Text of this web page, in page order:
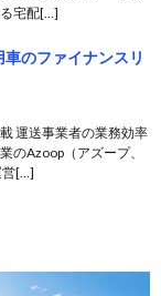
宅配[…]
のファイナンスリ
運送事業者の業務効率
のAzoop（アズープ、
営[…]